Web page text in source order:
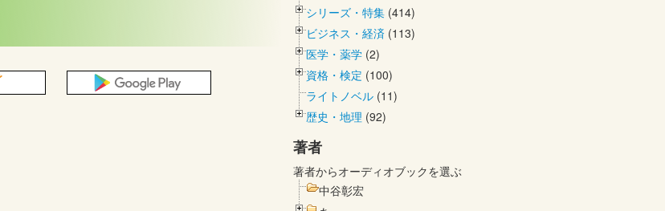
シリーズ・特集 (414)
ビジネス・経済 (113)
医学・薬学 (2)
資格・検定 (100)
ライトノベル (11)
歴史・地理 (92)
著者
著者からオーディオブックを選ぶ
中谷彰宏